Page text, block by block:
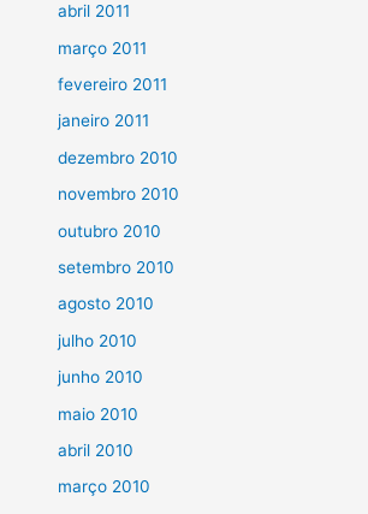
abril 2011
março 2011
fevereiro 2011
janeiro 2011
dezembro 2010
novembro 2010
outubro 2010
setembro 2010
agosto 2010
julho 2010
junho 2010
maio 2010
abril 2010
março 2010